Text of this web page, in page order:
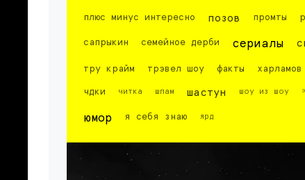
плюс минус интересно позов промты
сапрыкин семейное дерби сериалы
тру крайм трэвел шоу факты харламов
чдки читка шпам шастун шоу из шоу
юмор я себя знаю ярд